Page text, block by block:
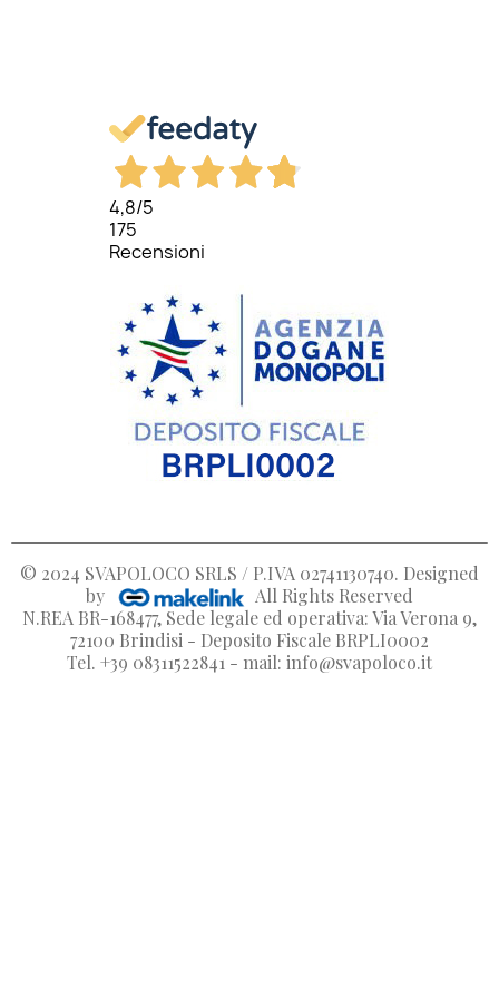
4,8/5
175
Recensioni
© 2024 SVAPOLOCO SRLS / P.IVA 02741130740. Designed
by
All Rights Reserved
N.REA BR-168477, Sede legale ed operativa: Via Verona 9,
72100 Brindisi - Deposito Fiscale BRPLI0002
Tel. +39 08311522841 - mail: info@svapoloco.it